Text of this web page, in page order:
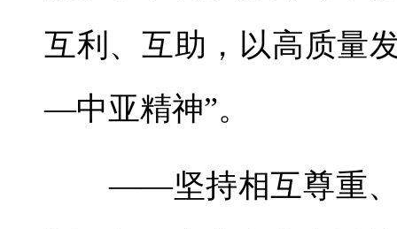
互利、互助，以高质量
—中亚精神”。
——坚持相互尊重、